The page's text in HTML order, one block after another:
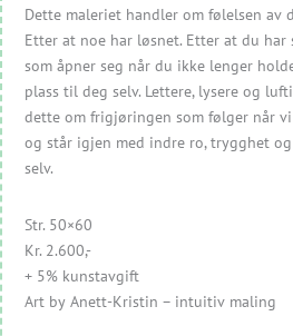
Dette maleriet handler om følelsen av
Etter at noe har løsnet. Etter at du har
som åpner seg når du ikke lenger
plass til deg selv. Lettere, lysere og
dette om frigjøringen som følger når
og står igjen med indre ro, trygghet
selv.
Str. 50×60
Kr. 2.600,-
+ 5% kunstavgift
Art by Anett-Kristin – intuitiv maling